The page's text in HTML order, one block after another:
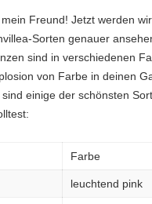
Freund! Jetzt werden
Sorten genauer
sind in verschiedenen
von Farbe in deinen
einige der schönsten
Farbe
leuchtend pink